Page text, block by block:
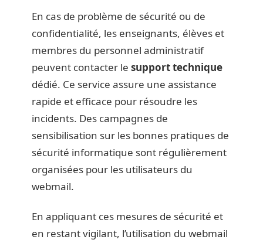
En cas de problème de sécurité ou de
confidentialité, les enseignants, élèves et
membres du personnel administratif
peuvent contacter le support technique
dédié. Ce service assure une assistance
rapide et efficace pour résoudre les
incidents. Des campagnes de
sensibilisation sur les bonnes pratiques de
sécurité informatique sont régulièrement
organisées pour les utilisateurs du
webmail.
En appliquant ces mesures de sécurité et
en restant vigilant, l’utilisation du webmail